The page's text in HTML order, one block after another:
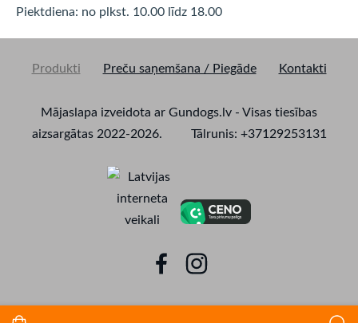
Piektdiena: no plkst. 10.00 līdz 18.00
Produkti Preču saņemšana / Piegāde Kontakti
Mājaslapa izveidota ar Gundogs.lv - Visas tiesības
aizsargātas 2022-2026. Tālrunis: +37129253131